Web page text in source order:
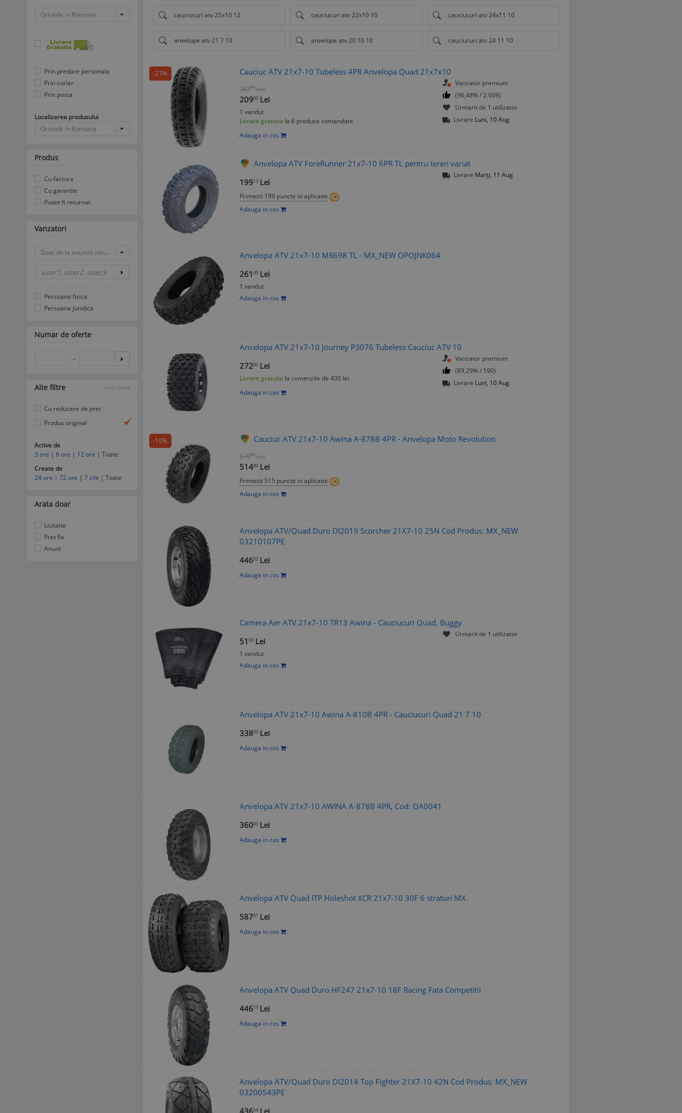
cauciucuri atv 25x10 12 cauciucuri atv 22x10 10 cauciucuri atv 24x11 10
anvelope atv 21 7 10 anvelope atv 20 10 10 cauciucuri atv 24 11 10
-27% Cauciuc ATV 21x7-10 Tubeless 4PR Anvelopa Quad 21x7x10
28700 Lei
20900 Lei
1 vandut
Livrare gratuita la 6 produse comandate
Adauga in cos
Vanzator premium
(96,48% / 2.609)
Urmarit de 1 utilizator
Livrare Luni, 10 Aug
Anvelopa ATV ForeRunner 21x7-10 6PR TL pentru teren variat
19913 Lei
Primesti 199 puncte in aplicatie
Adauga in cos
Livrare Marți, 11 Aug
Anvelopa ATV 21x7-10 MR698 TL - MX_NEW OPOJNK064
261 00 Lei
1 vandut
Adauga in cos
Anvelopa ATV 21x7-10 Journey P3076 Tubeless Cauciuc ATV 10
27280 Lei
Livrare gratuita la comenzile de 400 lei
Adauga in cos
Vanzator premium
(89,29% / 190)
Livrare Luni, 10 Aug
-10% Cauciuc ATV 21x7-10 Awina A-878B 4PR - Anvelopa Moto Revolution
57090 Lei
51480 Lei
Primesti 515 puncte in aplicatie
Adauga in cos
Anvelopa ATV/Quad Duro DI2019 Scorcher 21X7-10 25N Cod Produs: MX_NEW
03210107PE
44602 Lei
Adauga in cos
Camera Aer ATV 21x7-10 TR13 Awina - Cauciucuri Quad, Buggy
51 00 Lei
1 vandut
Adauga in cos
Urmarit de 1 utilizator
Anvelopa ATV 21x7-10 Awina A-810B 4PR - Cauciucuri Quad 21 7 10
33800 Lei
Adauga in cos
Anvelopa ATV 21x7-10 AWINA A-878B 4PR, Cod: OA0041
36000 Lei
Adauga in cos
Anvelopa ATV Quad ITP Holeshot XCR 21x7-10 30F 6 straturi MX
58741 Lei
Adauga in cos
Anvelopa ATV Quad Duro HF247 21x7-10 18F Racing Fata Competitii
44619 Lei
Adauga in cos
Anvelopa ATV/Quad Duro DI2014 Top Fighter 21X7-10 42N Cod Produs: MX_NEW
03200543PE
43654 Lei
Oriunde in Romania
Prin predare personala
Prin curier
Prin posta
Localizarea produsului
Oriunde in Romania
Produs
Cu factura
Cu garantie
Poate fi returnat
Vanzatori
Doar de la anumiti vanzatori
Persoana fizica
Persoana juridica
Numar de oferte
-
Alte filtre vezi toate
Cu reducere de pret
Produs original
Active de
3 ore | 6 ore | 12 ore | Toate
Create de
24 ore | 72 ore | 7 zile | Toate
Arata doar
Licitatie
Pret fix
Anunt